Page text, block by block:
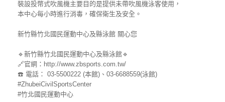
裝設投幣式吹風機主要目的是提供未帶吹風機泳客使用，
本中心每小時進行消毒，確保衛生及安全。
新竹縣竹北國民運動中心及縣泳館 關心您
🔹新竹縣竹北國民運動中心及縣泳館🔹
🔗官網： http://www.zbsports.com.tw/
☎️ 電話： 03-5500222 (本館)、03-6688559(泳館)
#ZhubeiCivilSportsCenter
#竹北國民運動中心